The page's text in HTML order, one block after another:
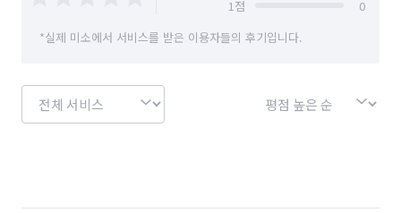
1점
0
*실제 미소에서 서비스를 받은 이용자들의 후기입니다.